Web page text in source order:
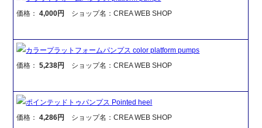
価格：4,000円 ショップ名：CREA WEB SHOP
カラープラットフォームパンプス color platform pumps
価格：5,238円 ショップ名：CREA WEB SHOP
ポインテッドトゥパンプス Pointed heel
価格：4,286円 ショップ名：CREA WEB SHOP